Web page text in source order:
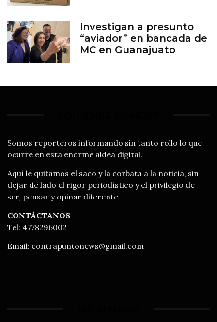
Investigan a presunto
“aviador” en bancada de
MC en Guanajuato
Somos reporteros informando sin tanto rollo lo que
ocurre en esta enorme aldea digital.
Aquí le quitamos el saco y la corbata a la noticia, sin
dejar de lado el rigor periodístico y el privilegio de
ser, pensar y opinar diferente.
CONTÁCTANOS
Tel: 4778296002
Email: contrapuntonews@gmail.com